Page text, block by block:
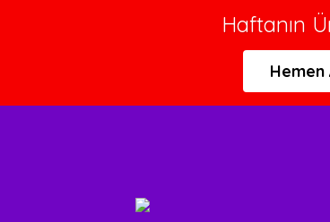
Haftanın
Hemen